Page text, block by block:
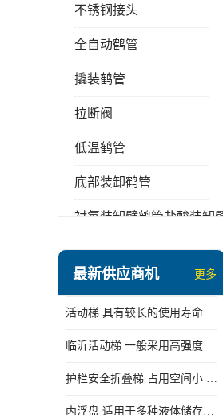
不锈钢接头
全自动鹤管
撬装鹤管
拉断阀
低温鹤管
底部装卸鹤管
衬氟装卸臂鹤管盐酸装卸
顶部装卸车鹤管
液氨液化气鹤管
定量装车系统
最新供应商机 更多
活动梯 具有较长的使用寿命和耐用性 一般采用高强度材料制造
临沂活动梯 一般采用高强度材料制造 可以用于多种不同的任务
护栏安全折叠梯 占用空间小 方便存放和搬运
内浮盘 适用于多种液体储存和运输 能够降低运输成本和维护成本